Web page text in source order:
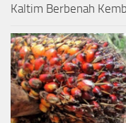
Kaltim Berbenah